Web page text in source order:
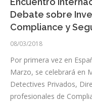
Debate sobre
Compliance y
08/03/2018
Por primera vez en
Marzo, se celebrará en
Detectives Privados,
profesionales de